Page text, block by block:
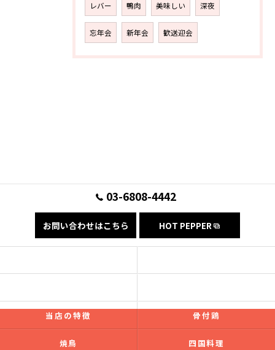
レバー 鴨肉 美味しい 深夜
忘年会 新年会 歓送迎会
03-6808-4442
お問い合わせはこちら HOT PEPPER
当店の特徴 骨付鶏
焼鳥 四国料理